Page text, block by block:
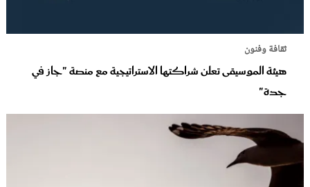
ثقافة وفنون
هيئة الموسيقى تعلن شراكتها الاستراتيجية مع منصة "جاز في
جدة"